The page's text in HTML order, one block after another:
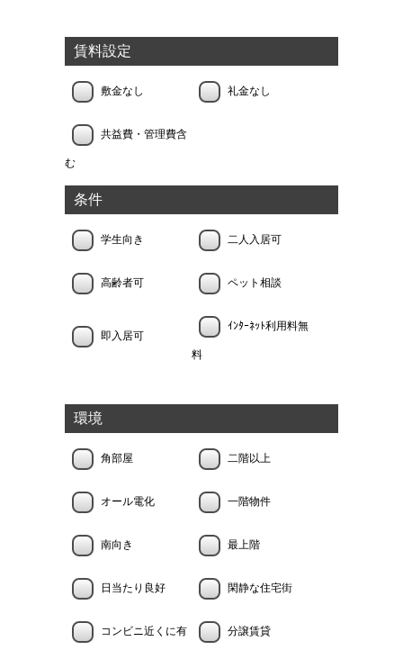
賃料設定
敷金なし 礼金なし
共益費・管理費含
む
条件
学生向き 二人入居可
高齢者可 ペット相談
即入居可
ｲﾝﾀｰﾈｯﾄ利用料無
料
環境
角部屋 二階以上
オール電化 一階物件
南向き 最上階
日当たり良好 閑静な住宅街
コンビニ近くに有 分譲賃貸